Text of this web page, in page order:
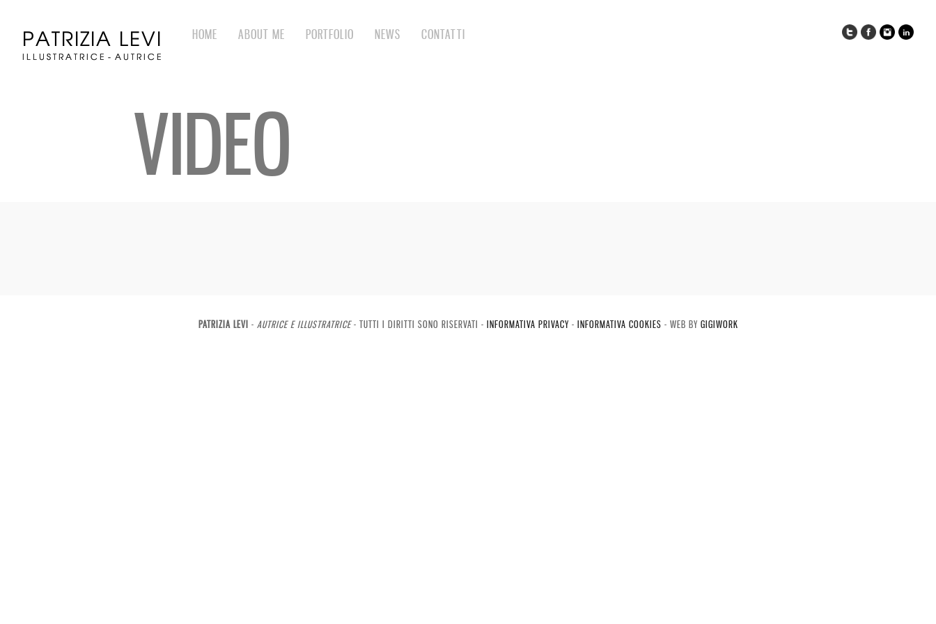
HOME ABOUT ME PORTFOLIO NEWS CONTATTI
VIDEO
PATRIZIA LEVI - AUTRICE E ILLUSTRATRICE- TUTTI I DIRITTI SONO RISERVATI - INFORMATIVA PRIVACY - INFORMATIVA COOKIES - WEB BY GIGIWORK